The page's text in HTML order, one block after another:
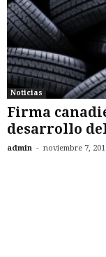
Noticias
Firma
desarrollo
admin - noviembre 7,